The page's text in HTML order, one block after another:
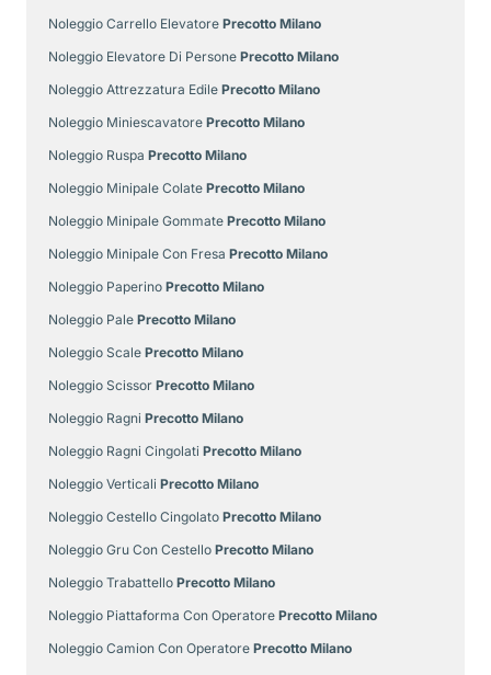
Noleggio Carrello Elevatore Precotto Milano
Noleggio Elevatore Di Persone Precotto Milano
Noleggio Attrezzatura Edile Precotto Milano
Noleggio Miniescavatore Precotto Milano
Noleggio Ruspa Precotto Milano
Noleggio Minipale Colate Precotto Milano
Noleggio Minipale Gommate Precotto Milano
Noleggio Minipale Con Fresa Precotto Milano
Noleggio Paperino Precotto Milano
Noleggio Pale Precotto Milano
Noleggio Scale Precotto Milano
Noleggio Scissor Precotto Milano
Noleggio Ragni Precotto Milano
Noleggio Ragni Cingolati Precotto Milano
Noleggio Verticali Precotto Milano
Noleggio Cestello Cingolato Precotto Milano
Noleggio Gru Con Cestello Precotto Milano
Noleggio Trabattello Precotto Milano
Noleggio Piattaforma Con Operatore Precotto Milano
Noleggio Camion Con Operatore Precotto Milano